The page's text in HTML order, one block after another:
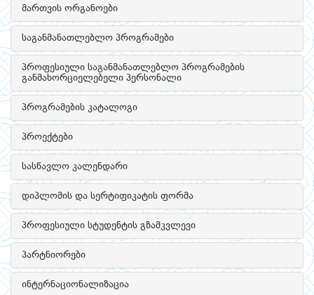
მართვის ორგანოები
საგანმანათლებლო პროგრამები
პროფესიული საგანმანათლებლო პროგრამების
განმახორციელებელი პერსონალი
პროგრამების კატალოგი
პროექტები
სასწავლო კალენდარი
დიპლომის და სერტიფიკატის ფორმა
პროფესიული სტუდენტის გზამკვლევი
პარტნიორები
ინტერნაციონალიზაცია